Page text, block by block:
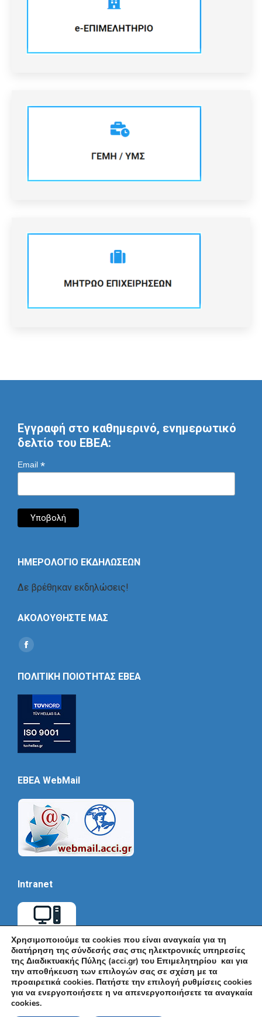
Εγγραφή στο καθημερινό, ενημερωτικό
δελτίο του ΕΒΕΑ:
Email *
ΗΜΕΡΟΛΟΓΙΟ ΕΚΔΗΛΩΣΕΩΝ
Δε βρέθηκαν εκδηλώσεις!
ΑΚΟΛΟΥΘΗΣΤΕ ΜΑΣ
Find us on:
Social
ΠΟΛΙΤΙΚΗ ΠΟΙΟΤΗΤΑΣ ΕΒΕΑ
EBEA WebMail
Intranet
© Εμπορικό και Βιομηχανικό Επιμελητήριο Αθηνών 2026 |
Χρησιμοποιούμε τα cookies που είναι αναγκαία για τη
διατήρηση της σύνδεσής σας στις ηλεκτρονικές υπηρεσίες
της Διαδικτυακής Πύλης (acci.gr) του Επιμελητηρίου και για
την αποθήκευση των επιλογών σας σε σχέση με τα
προαιρετικά cookies. Πατήστε την επιλογή ρυθμίσεις cookies
για να ενεργοποιήσετε η να απενεργοποιήσετε τα αναγκαία
cookies.